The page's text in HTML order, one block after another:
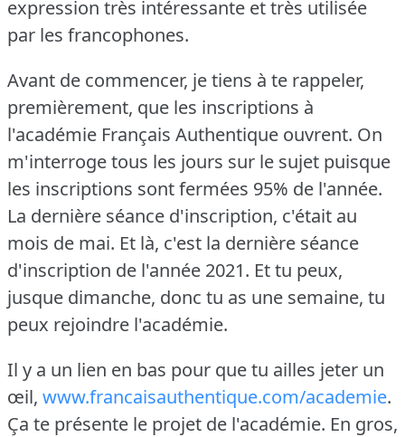
expression très intéressante et très utilisée
par les francophones.
Avant de commencer, je tiens à te rappeler,
premièrement, que les inscriptions à
l'académie Français Authentique ouvrent. On
m'interroge tous les jours sur le sujet puisque
les inscriptions sont fermées 95% de l'année.
La dernière séance d'inscription, c'était au
mois de mai. Et là, c'est la dernière séance
d'inscription de l'année 2021. Et tu peux,
jusque dimanche, donc tu as une semaine, tu
peux rejoindre l'académie.
Il y a un lien en bas pour que tu ailles jeter un
œil, www.francaisauthentique.com/academie.
Ça te présente le projet de l'académie. En gros,